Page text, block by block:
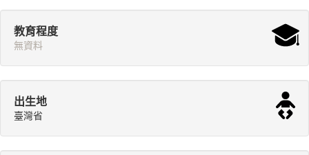
教育程度
無資料
出生地
臺灣省